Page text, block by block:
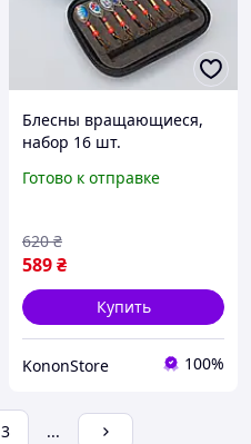
Блесны вращающиеся,
набор 16 шт.
Готово к отправке
589₴
620 ₴
Купить
KononStore 100%
3 ...